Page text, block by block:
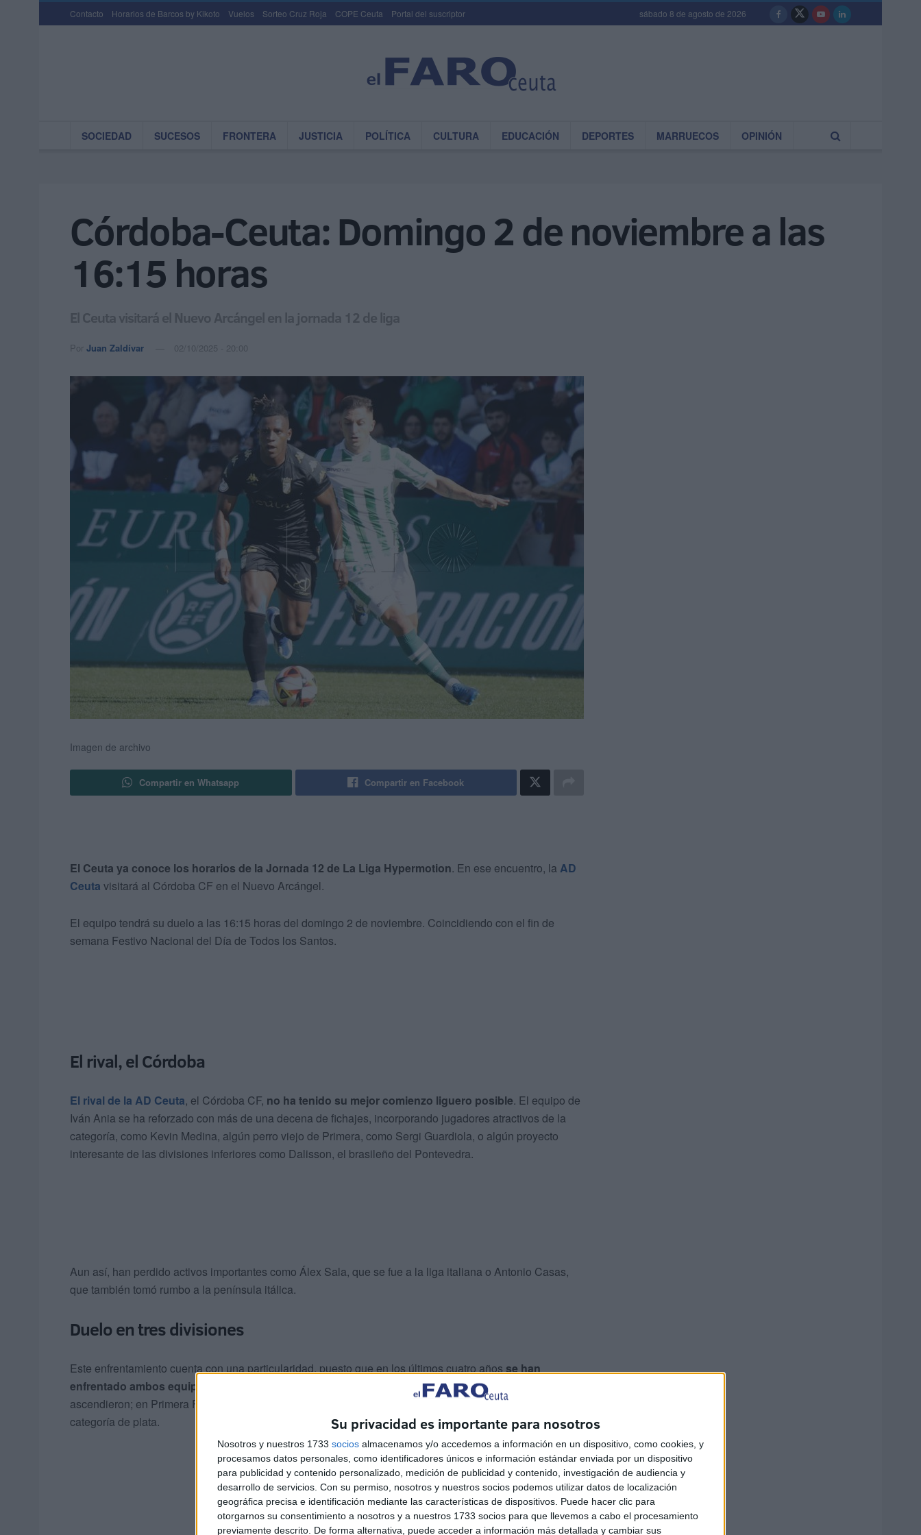
Su privacidad es importante para nosotros
Nosotros y nuestros 1733 socios almacenamos y/o accedemos a información en un dispositivo, como cookies, y
procesamos datos personales, como identificadores únicos e información estándar enviada por un dispositivo
para publicidad y contenido personalizado, medición de publicidad y contenido, investigación de audiencia y
desarrollo de servicios. Con su permiso, nosotros y nuestros socios podemos utilizar datos de localización
geográfica precisa e identificación mediante las características de dispositivos. Puede hacer clic para
otorgarnos su consentimiento a nosotros y a nuestros 1733 socios para que llevemos a cabo el procesamiento
previamente descrito. De forma alternativa, puede acceder a información más detallada y cambiar sus
Contacto Horarios de Barcos by Kikoto Vuelos Sorteo Cruz Roja COPE Ceuta Portal del suscriptor sábado 8 de agosto de 2026
SOCIEDAD SUCESOS FRONTERA JUSTICIA POLÍTICA CULTURA EDUCACIÓN DEPORTES MARRUECOS OPINIÓN
Córdoba-Ceuta: Domingo 2 de noviembre a las
16:15 horas
El Ceuta visitará el Nuevo Arcángel en la jornada 12 de liga
Por Juan Zaldívar 02/10/2025 - 20:00
Imagen de archivo
Compartir en Whatsapp Compartir en Facebook
El Ceuta ya conoce los horarios de la Jornada 12 de La Liga Hypermotion. En ese encuentro, la AD
Ceuta visitará al Córdoba CF en el Nuevo Arcángel.
El equipo tendrá su duelo a las 16:15 horas del domingo 2 de noviembre. Coincidiendo con el fin de
semana Festivo Nacional del Día de Todos los Santos.
El rival, el Córdoba
El rival de la AD Ceuta, el Córdoba CF, no ha tenido su mejor comienzo liguero posible. El equipo de
Iván Ania se ha reforzado con más de una decena de fichajes, incorporando jugadores atractivos de la
categoría, como Kevin Medina, algún perro viejo de Primera, como Sergi Guardiola, o algún proyecto
interesante de las divisiones inferiores como Dalisson, el brasileño del Pontevedra.
Aun así, han perdido activos importantes como Álex Sala, que se fue a la liga italiana o Antonio Casas,
que también tomó rumbo a la península itálica.
Duelo en tres divisiones
Este enfrentamiento cuenta con una particularidad, puesto que en los últimos cuatro añosse han
enfrentado ambos equipos en tres divisiones distintas
. En Segunda Federación cuando ambos
ascendieron; en Primera Federación, el Córdoba ascendió una temporada antes; y ahora se ven en la
categoría de plata.